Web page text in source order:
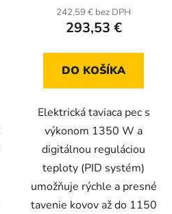
produktu
je
z
242,59 € bez DPH
293,53 €
DO KOŠÍKA
Elektrická taviaca pec s
výkonom 1350 W a
digitálnou reguláciou
teploty (PID systém)
umožňuje rýchle a presné
tavenie kovov až do 1150